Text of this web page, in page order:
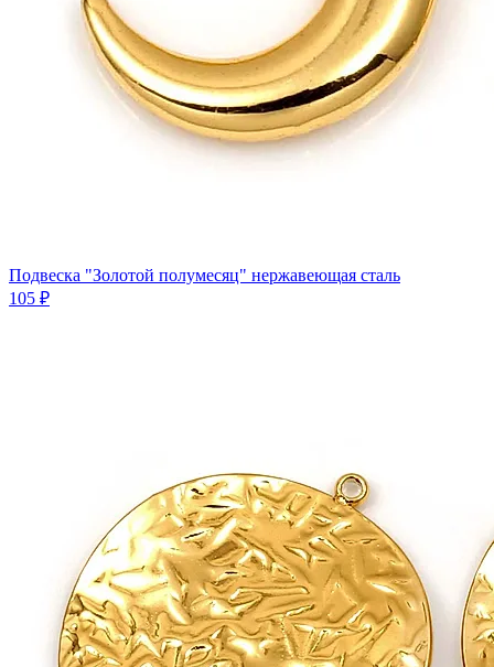
Подвеска "Золотой полумесяц" нержавеющая сталь
105 ₽